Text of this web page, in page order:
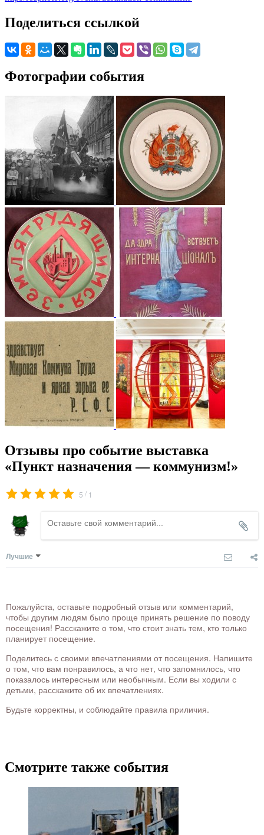
Поделиться ссылкой
Фотографии события
Отзывы про событие выставка
«Пункт назначения — коммунизм!»
5 / 1
Лучшие
Пожалуйста, оставьте подробный отзыв или комментарий,
чтобы другим людям было проще принять решение по поводу
посещения! Расскажите о том, что стоит знать тем, кто только
планирует посещение.
Поделитесь с своими впечатлениями от посещения. Напишите
о том, что вам понравилось, а что нет, что запомнилось, что
показалось интересным или необычным. Если вы ходили с
детьми, расскажите об их впечатлениях.
Будьте корректны, и соблюдайте правила приличия.
Смотрите также события